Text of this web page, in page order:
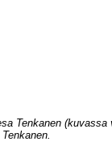
Tenkanen (kuvassa